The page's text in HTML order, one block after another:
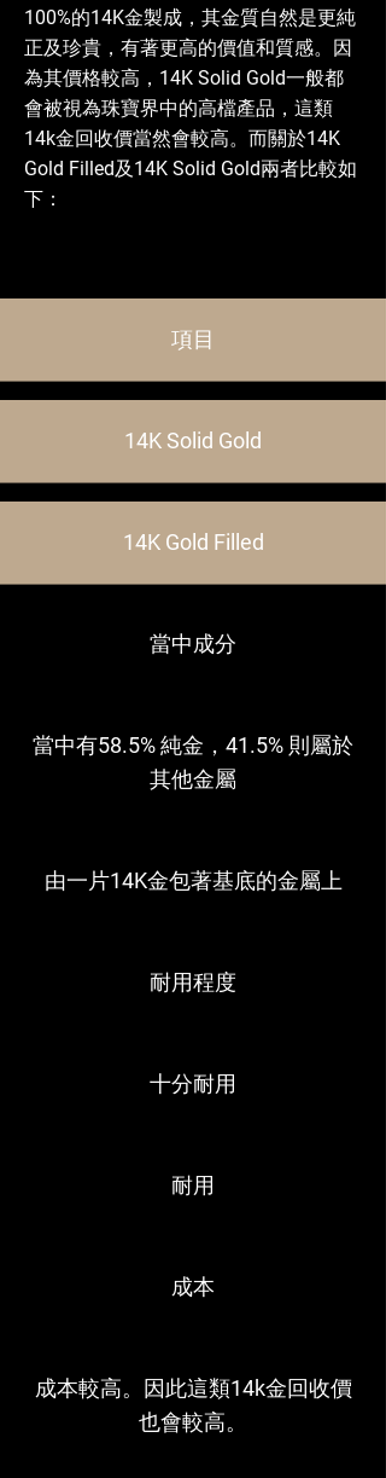
100%的14K金製成，其金質自然是更純
正及珍貴，有著更高的價值和質感。因
為其價格較高，14K Solid Gold一般都
會被視為珠寶界中的高檔產品，這類
14k金回收價當然會較高。而關於14K
Gold Filled及14K Solid Gold兩者比較如
下：
項目
14K Solid Gold
14K Gold Filled
當中成分
當中有58.5% 純金，41.5% 則屬於
其他金屬
由一片14K金包著基底的金屬上
耐用程度
十分耐用
耐用
成本
成本較高。因此這類14k金回收價
也會較高。